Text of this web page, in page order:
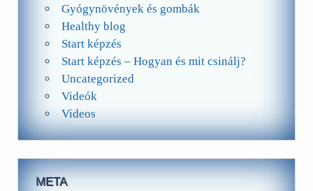
Gyógynövények és gombák
Healthy blog
Start képzés
Start képzés – Hogyan és mit csinálj?
Uncategorized
Videók
Videos
META